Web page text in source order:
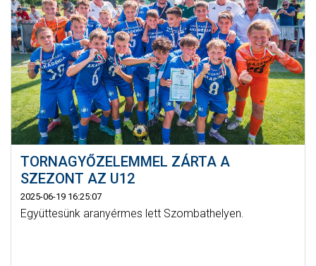
TORNAGYŐZELEMMEL ZÁRTA A
SZEZONT AZ U12
2025-06-19 16:25:07
Együttesünk aranyérmes lett Szombathelyen.